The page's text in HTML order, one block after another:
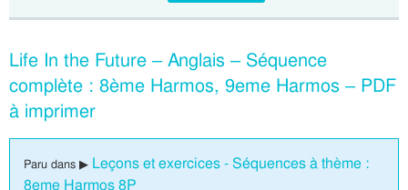
Life In the Future – Anglais – Séquence
complète : 8ème Harmos, 9eme Harmos – PDF
à imprimer
Paru dans ▶ Leçons et exercices - Séquences à thème :
8eme Harmos 8P